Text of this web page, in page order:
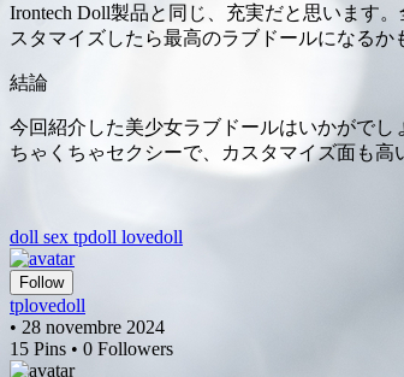
Irontech Doll製品と同じ、充実だと思います
スタマイズしたら最高のラブドールになるか
結論
今回紹介した美少女ラブドールはいかがでし
ちゃくちゃセクシーで、カスタマイズ面も
doll sex tpdoll lovedoll
Follow
tplovedoll
• 28 novembre 2024
15 Pins • 0 Followers